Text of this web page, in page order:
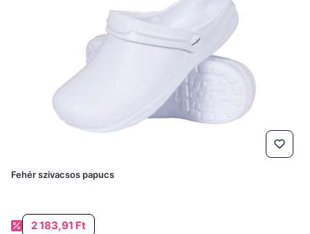
Fehér szivacsos papucs
Akciós ár
2 183,91 Ft